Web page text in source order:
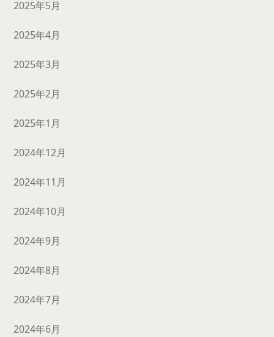
2025年5月
2025年4月
2025年3月
2025年2月
2025年1月
2024年12月
2024年11月
2024年10月
2024年9月
2024年8月
2024年7月
2024年6月